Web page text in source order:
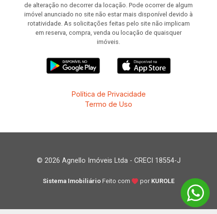
de alteração no decorrer da locação. Pode ocorrer de algum
imóvel anunciado no site não estar mais disponível devido à
rotatividade. As solicitações feitas pelo site não implicam
em reserva, compra, venda ou locação de quaisquer
imóveis.
Política de Privacidade
Termo de Uso
© 2026 Agnello Imóveis Ltda - CRECI 18554-J
Sistema Imobiliário Feito com por KUROLE